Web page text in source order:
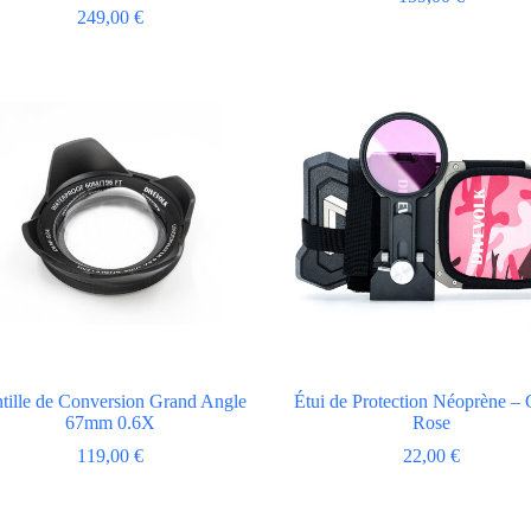
249,00 €
de Conversion Grand Angle
67mm 0.6X
119,00 €
Étui de Protection Néoprène –
Rose
22,00€